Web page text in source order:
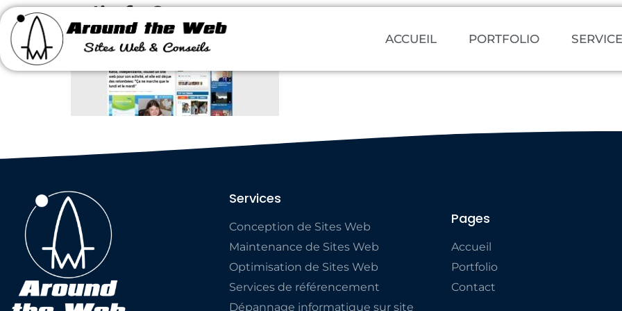
ACCUEIL PORTFOLIO
rtlinfo2
Services
Conception de Sites Web
Maintenance de Sites Web
Optimisation de Sites Web
Services de référencement
Dépannage informatique sur site
Pages
Accueil
Portfolio
Contact